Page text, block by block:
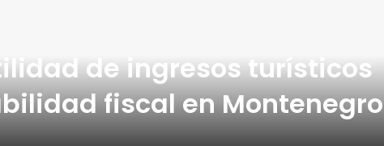
de ingresos turísticos
fiscal en Montenegro